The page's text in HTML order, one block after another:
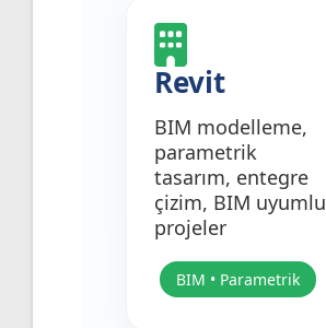
Revit
BIM modelleme,
parametrik
tasarım, entegre
çizim, BIM uyumlu
projeler
BIM • Parametrik